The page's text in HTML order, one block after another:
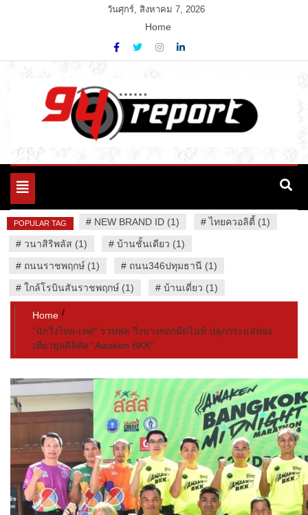
วันศุกร์, สิงหาคม 7, 2026
Home
94 Report.com
Variety News
Toggle
POPULAR TAG # NEW BRAND ID (1) #ไทยควอลิตี้ (1)
# วนาสิริพลัส (1) # บ้านชั้นเดียว (1)
# ถนนราชพฤกษ์ (1) # ถนน346ปทุมธานี (1)
# ใกล้โรบินสันราชพฤกษ์ (1) # บ้านเดี่ยว (1)
Home
“นักวิ่งไทย-เทศ” รวมพล วิ่งบางกอกมิดไนท์ ปลุกกระแสท่อง
เที่ยวยุคดิจิทัล “Awaken BKK”